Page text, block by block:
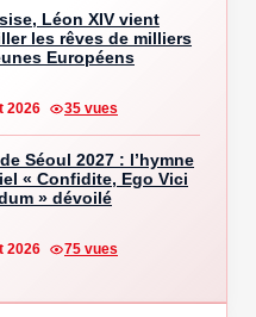
Léon XIV vient
les rêves de milliers
Européens
2026 35 vues
Séoul 2027 : l’hymne
« Confidite, Ego Vici
» dévoilé
2026 75 vues